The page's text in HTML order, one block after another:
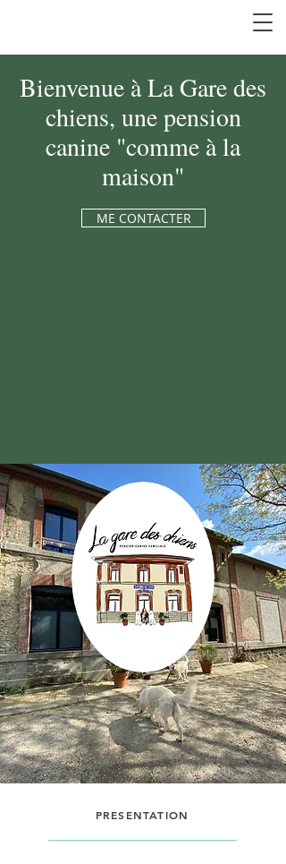
Bienvenue à La Gare des
chiens, une pension
canine "comme à la
maison"
ME CONTACTER
PRESENTATION